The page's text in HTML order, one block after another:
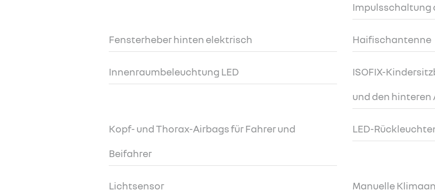
Impulsschaltung
Fensterheber hinten elektrisch Haifischantenne
Innenraumbeleuchtung LED ISOFIX-
und den hinteren
Kopf- und Thorax-Airbags für Fahrer und
Beifahrer
LED-
Lichtsensor Manuelle